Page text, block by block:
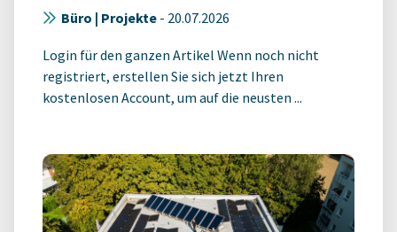
Büro | Projekte - 20.07.2026
Login für den ganzen Artikel Wenn noch nicht
registriert, erstellen Sie sich jetzt Ihren
kostenlosen Account, um auf die neusten ...